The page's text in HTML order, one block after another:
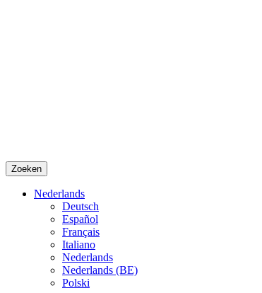
Zoeken
Nederlands
Deutsch
Español
Français
Italiano
Nederlands
Nederlands (BE)
Polski